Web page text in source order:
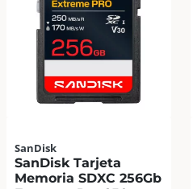
SanDisk
SanDisk Tarjeta
Memoria SDXC 256Gb